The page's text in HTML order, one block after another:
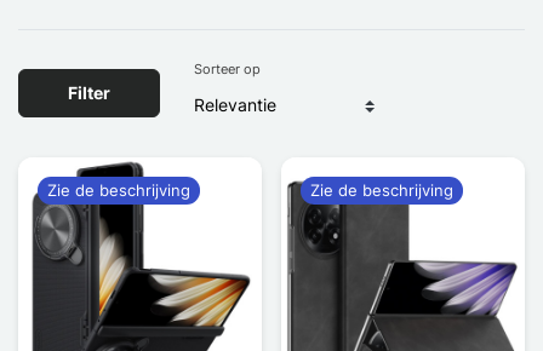
Filter
Sorteer op
Zie de beschrijving Zie de beschrijving